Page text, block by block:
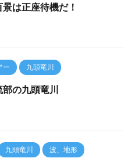
は正座待機だ！
ー 九頭竜川
の九頭竜川
九頭竜川 波、地形